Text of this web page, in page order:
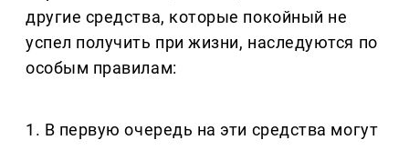
другие средства, которые покойный не
успел получить при жизни, наследуются по
особым правилам:
1. В первую очередь на эти средства могут